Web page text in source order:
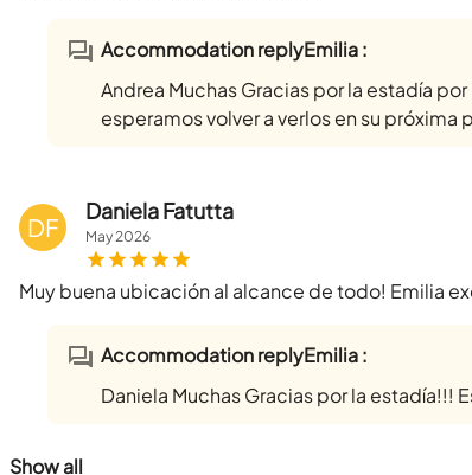
Accommodation replyEmilia :
Andrea Muchas Gracias por la estadía
esperamos volver a verlos en su próxima
DF
Daniela Fatutta
May2026
Muy buena ubicación al alcance de todo! Emilia
Accommodation replyEmilia :
Daniela Muchas Gracias por la estadía!!!
Show all